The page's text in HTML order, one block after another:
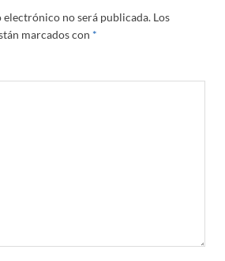
no será publicada. Los
marcados con *